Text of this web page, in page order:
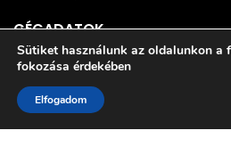
CÉGADATOK
Főoldal
Télikertek
Pergolák
Sütiket használunk az oldalunkon a
fokozása érdekében
Elfogadom
ShopSidebar
WishlistCart
My account